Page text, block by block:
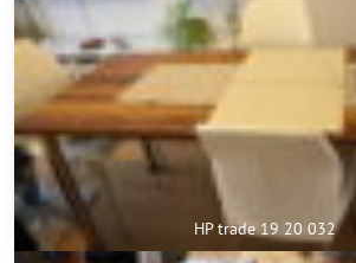
HP trade 19 20 032